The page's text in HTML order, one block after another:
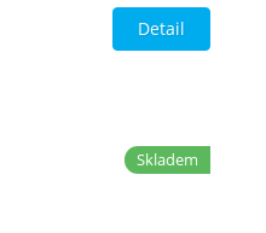
Detail
Skladem